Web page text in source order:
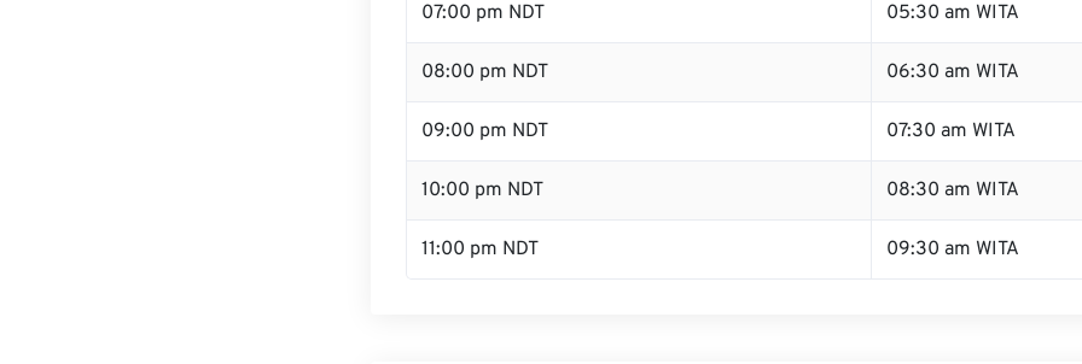
07:00 pm NDT 05:30 am WITA
08:00 pm NDT 06:30 am WITA
09:00 pm NDT 07:30 am WITA
10:00 pm NDT 08:30 am WITA
11:00 pm NDT 09:30 am WITA